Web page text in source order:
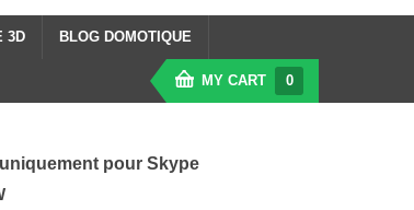
3D BLOG DOMOTIQUE
MY CART 0
pour Skype